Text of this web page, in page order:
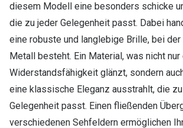
diesem Modell eine besonders schicke
die zu jeder Gelegenheit passt. Dabei
eine robuste und langlebige Brille, bei
Metall besteht. Ein Material, was nicht nur
Widerstandsfähigkeit glänzt, sondern
eine klassische Eleganz ausstrahlt, die
Gelegenheit passt. Einen fließenden
verschiedenen Sehfeldern ermöglichen